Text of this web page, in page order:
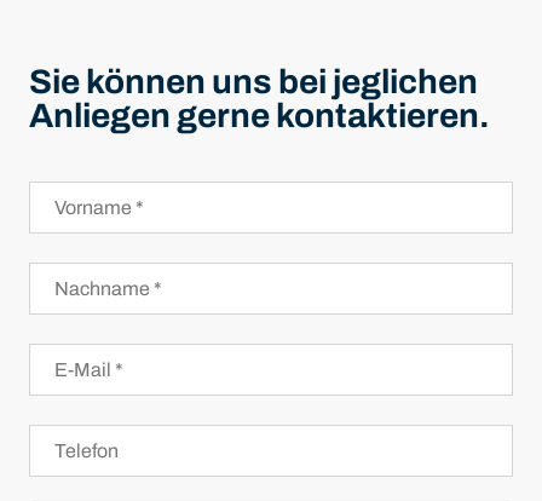
Sie können uns bei jeglichen
Anliegen gerne kontaktieren.